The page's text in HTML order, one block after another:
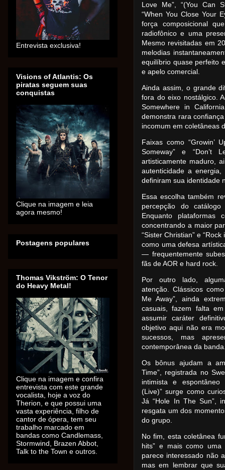
Love Me”, “(You Can
“When You Close Your
força composicional
radiofônico e uma
Mesmo revisitadas em
melodias
equilíbrio quase perfeito
e apelo comercial.
Ainda assim, o grande
fora do eixo nostálgico.
Somewhere in
demonstra rara
incomum em coletâneas
Faixas como “Growin’
Someway” e “Don’t
artisticamente maduro,
autenticidade a
definiram sua identidade
Essa escolha também
percepção do
Enquanto plataformas
concentrando a maior
“Sister Christian” e
como uma defesa
— frequentemente
fãs de AOR e hard rock.
Por outro lado,
atenção. Clássicos
Me Away”, ainda
casuais, fazem falta
assumir caráter
objetivo aqui não era
sucessos, mas
contemporânea da
Os bônus ajudam a
Time”, registrada no
intimista e espontâneo
(Live)” surge como
Já “Hole In The Sun”,
resgata um dos
do grupo.
No fim, esta coletânea
hits” e mais como
parece interessado não
mas em lembrar que
Entrevista exclusiva!
Visions of Atlantis: Os
piratas seguem suas
conquistas
Clique na imagem e leia
agora mesmo!
Postagens populares
Thomas Vikström: O Tenor
do Heavy Metal!
Clique na imagem e confira
entrevista com este grande
vocalista, hoje a voz do
Therion, e que possui uma
vasta experiência, filho de
cantor de ópera, tem seu
trabalho marcado em
bandas como Candlemass,
Stormwind, Brazen Abbot,
Talk to the Town e outros.